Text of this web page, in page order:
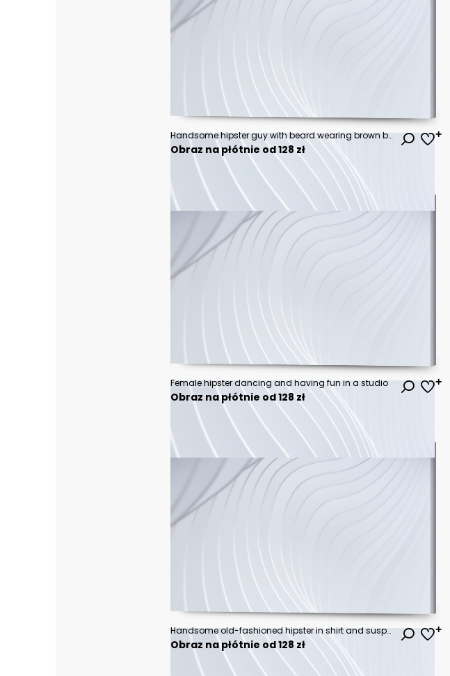
Handsome hipster guy with beard wearing brown blank hoodie or hoody and black cap with space for your logo or design on white background. Mockup for print
Obraz na płótnie od 128 zł
Female hipster dancing and having fun in a studio
Obraz na płótnie od 128 zł
Handsome old-fashioned hipster in shirt and suspenders, pose with crossed arms. Isolated on a dark background.
Obraz na płótnie od 128 zł